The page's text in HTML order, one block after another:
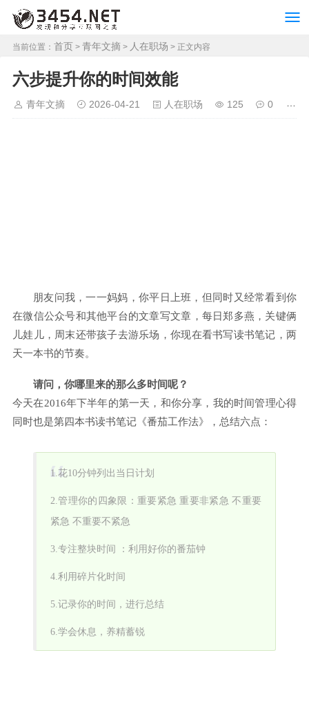
当前位置： 首页 > 青年文摘 > 人在职场 > 正文内容
六步提升你的时间效能
青年文摘 2026-04-21 人在职场 125 0
朋友问我，一一妈妈，你平日上班，但同时又经常看到你
在微信公众号和其他平台的文章写文章，每日郑多燕，关键俩
儿娃儿，周末还带孩子去游乐场，你现在看书写读书笔记，两
天一本书的节奏。
请问，你哪里来的那么多时间呢？
今天在2016年下半年的第一天，和你分享，我的时间管理心得
同时也是第四本书读书笔记《番茄工作法》，总结六点：
1.花10分钟列出当日计划
2.管理你的四象限：重要紧急 重要非紧急 不重要
紧急 不重要不紧急
3.专注整块时间 ：利用好你的番茄钟
4.利用碎片化时间
5.记录你的时间，进行总结
6.学会休息，养精蓄锐